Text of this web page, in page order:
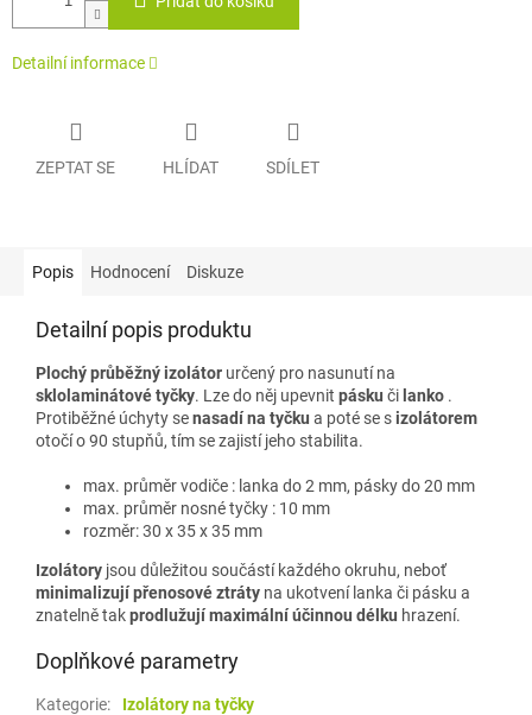
Detailní informace
ZEPTAT SE HLÍDAT SDÍLET
Popis Hodnocení Diskuze
Detailní popis produktu
Plochý průběžný izolátor určený pro nasunutí na
sklolaminátové tyčky. Lze do něj upevnit pásku či lanko .
Protiběžné úchyty senasadí na tyčku a poté se sizolátorem
otočí o 90 stupňů, tím se zajistí jeho stabilita.
max. průměr vodiče : lanka do 2 mm, pásky do 20 mm
max. průměr nosné tyčky : 10 mm
rozměr: 30 x 35 x35 mm
Izolátory jsou důležitou součástí každého okruhu, neboť
minimalizují přenosové ztráty na ukotvení lanka či pásku a
znatelně takprodlužujímaximální účinnou délku hrazení.
Doplňkové parametry
Kategorie:
Izolátory na tyčky